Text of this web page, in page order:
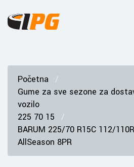
Početna
Gume za sve sezone za
vozilo
225 70 15
BARUM 225/70 R15C 112/
AllSeason 8PR